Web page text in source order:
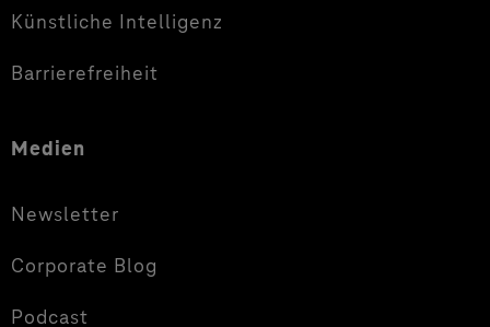
Künstliche Intelligenz
Barrierefreiheit
Medien
Newsletter
Corporate Blog
Podcast